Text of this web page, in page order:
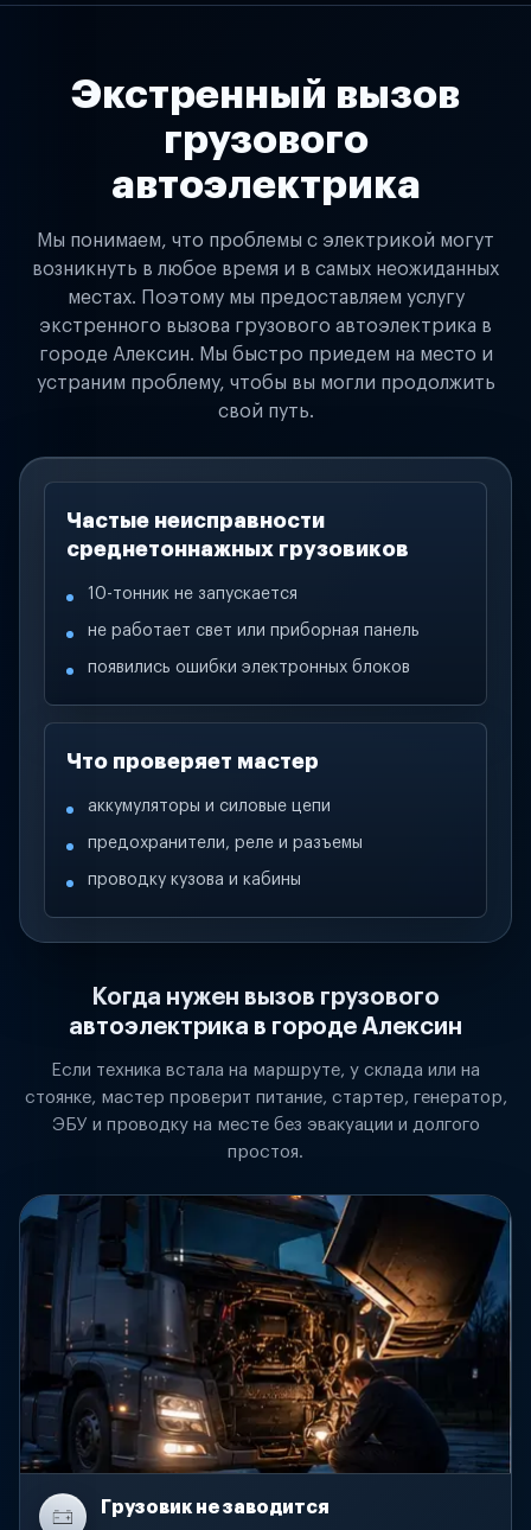
Экстренный вызов
грузового
автоэлектрика
Мы понимаем, что проблемы с электрикой могут
возникнуть в любое время и в самых неожиданных
местах. Поэтому мы предоставляем услугу
экстренного вызова грузового автоэлектрика в
городе Алексин. Мы быстро приедем на место и
устраним проблему, чтобы вы могли продолжить
свой путь.
Частые неисправности
среднетоннажных грузовиков
10-тонник не запускается
не работает свет или приборная панель
появились ошибки электронных блоков
Что проверяет мастер
аккумуляторы и силовые цепи
предохранители, реле и разъемы
проводку кузова и кабины
Когда нужен вызов грузового
автоэлектрика в городе Алексин
Если техника встала на маршруте, у склада или на
стоянке, мастер проверит питание, стартер, генератор,
ЭБУ и проводку на месте без эвакуации и долгого
простоя.
Грузовик не заводится